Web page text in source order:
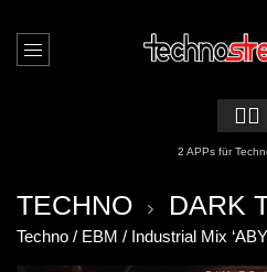
🏳️‍🌈
2 APPs für
TECHNO DARK
Techno / EBM / Industrial Mix